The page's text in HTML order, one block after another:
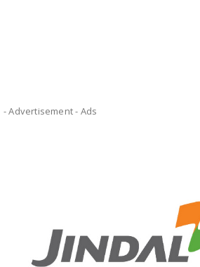
- Advertisement - Ads